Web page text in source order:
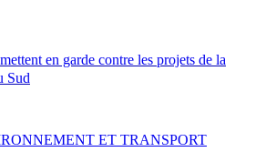
en garde contre les projets de la
Sud
ET TRANSPORT